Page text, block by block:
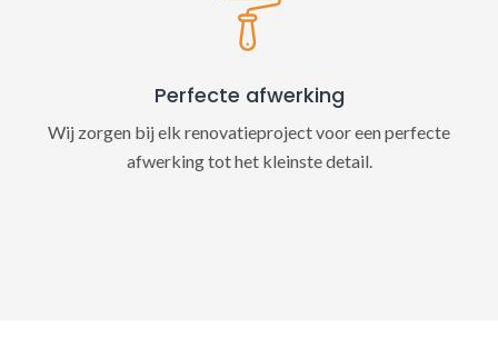
Perfecte afwerking
Wij zorgen bij elk renovatieproject voor een perfecte
afwerking tot het kleinste detail.